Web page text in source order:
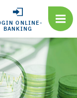
ONLINE-
BANKING